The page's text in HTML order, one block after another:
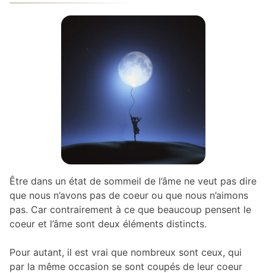
Être dans un état de sommeil de l’âme ne veut pas dire
que nous n’avons pas de coeur ou que nous n’aimons
pas. Car contrairement à ce que beaucoup pensent le
coeur et l’âme sont deux éléments distincts.
Pour autant, il est vrai que nombreux sont ceux, qui
par la même occasion se sont coupés de leur coeur